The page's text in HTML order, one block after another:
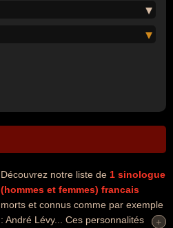
Découvrez notre liste de 1 sinologue
(hommes et femmes) francais
morts et connus comme par exemple
: André Lévy... Ces personnalités
+
+